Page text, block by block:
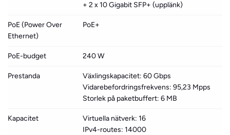
+ 2 x 10 Gigabit SFP+ (upplänk)
PoE (Power Over
Ethernet)
PoE+
PoE-budget 240 W
Prestanda
Växlingskapacitet: 60 Gbps
Vidarebefordringsfrekvens: 95,23 Mpps
Storlek på paketbuffert: 6 MB
Kapacitet
Virtuella nätverk: 16
IPv4-routes: 14000